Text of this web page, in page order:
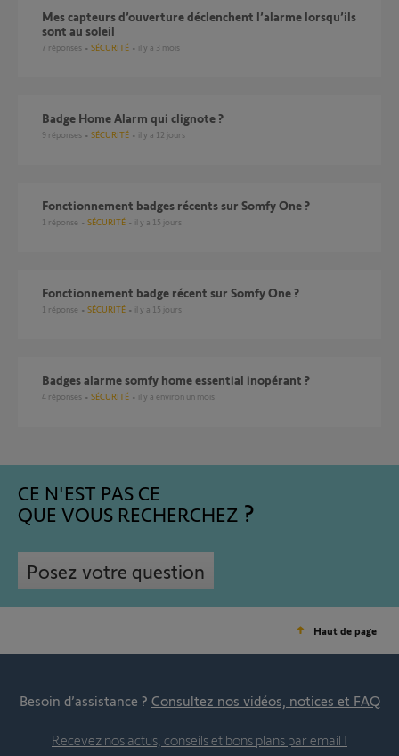
Mes capteurs d’ouverture déclenchent l’alarme lorsqu’ils
sont au soleil
7 réponses SÉCURITÉ il y a 3 mois
Badge Home Alarm qui clignote ?
9 réponses SÉCURITÉ il y a 12 jours
Fonctionnement badges récents sur Somfy One ?
1 réponse SÉCURITÉ il y a 15 jours
Fonctionnement badge récent sur Somfy One ?
1 réponse SÉCURITÉ il y a 15 jours
Badges alarme somfy home essential inopérant ?
4 réponses SÉCURITÉ il y a environ un mois
CE N'EST PAS CE
QUE VOUS RECHERCHEZ
Posez votre question
Haut de page
Besoin d’assistance ? Consultez nos vidéos, notices et FAQ
Recevez nos actus, conseils et bons plans par email !